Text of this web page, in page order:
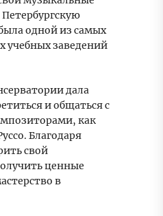
одной из самых
заведений
дала
и общаться с
как
Благодаря
свой
ценные
в